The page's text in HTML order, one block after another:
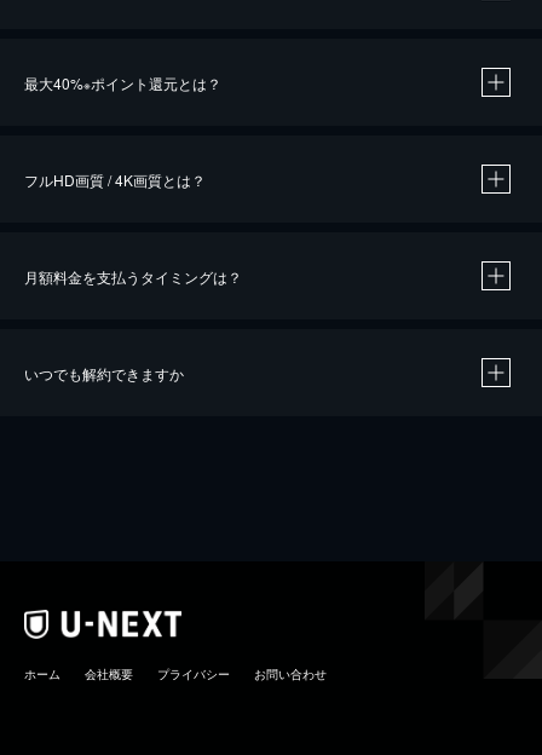
最大40%※ポイント還元とは？
※40％ポイント還元の対象は、クレジットカード決済による作品の購入 / レンタルです。
フルHD画質 / 4K画質とは？
月額料金を支払うタイミングは？
いつでも解約できますか
ホーム 会社概要 プライバシー お問い合わせ